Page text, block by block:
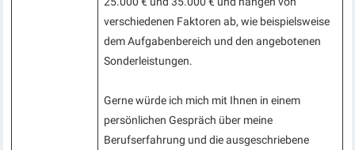
verschiedenen Faktoren ab, wie beispielsweise
dem Aufgabenbereich und den angebotenen
Sonderleistungen.
Gerne würde ich mich mit Ihnen in einem
persönlichen Gespräch über meine
Berufserfahrung und die ausgeschriebene